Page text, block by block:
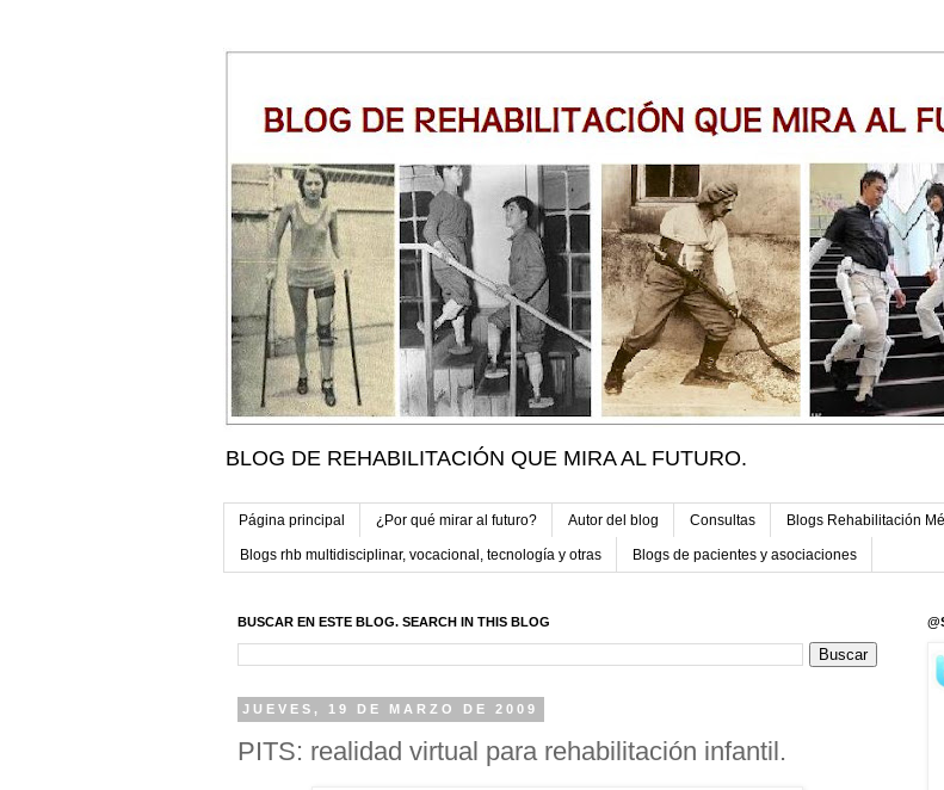
BLOG DE REHABILITACIÓN QUE MIRA AL FUTURO.
Página principal ¿Por qué mirar al futuro? Autor del blog Consultas Blogs Rehabilitación
Blogs rhb multidisciplinar, vocacional, tecnología y otras Blogs de pacientes y asociaciones
BUSCAR EN ESTE BLOG. SEARCH IN THIS BLOG
JUEVES, 19 DE MARZO DE 2009
PITS: realidad virtual para rehabilitación infantil.